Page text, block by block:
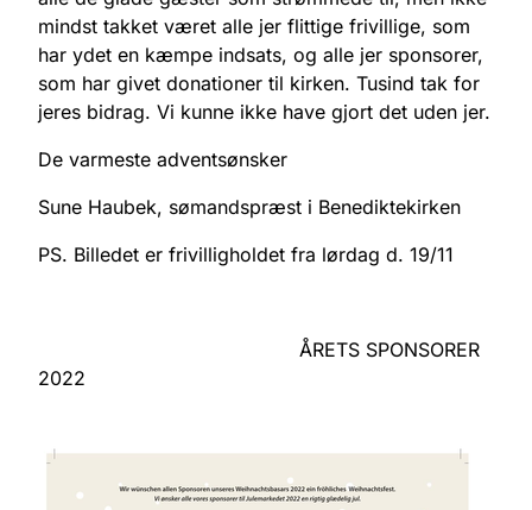
mindst takket været alle jer flittige frivillige, som
har ydet en kæmpe indsats, og alle jer sponsorer,
som har givet donationer til kirken. Tusind tak for
jeres bidrag. Vi kunne ikke have gjort det uden jer.
De varmeste adventsønsker
Sune Haubek, sømandspræst i Benediktekirken
PS. Billedet er frivilligholdet fra lørdag d. 19/11
ÅRETS SPONSORER
2022